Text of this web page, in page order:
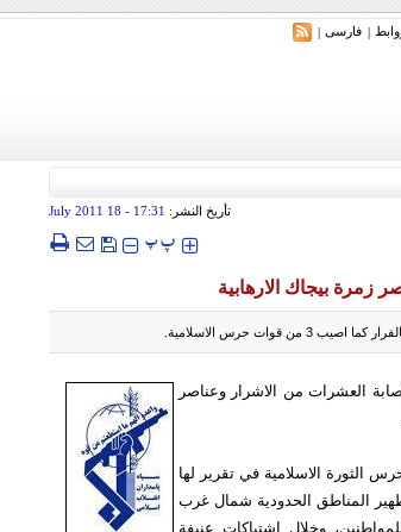
| فارسی |
تأريخ النشر: 17:31
- 18 July 2011
‍‍‍ پپ
زمرة بيجاك الارهابية
قوات حرس الاسلامية.
العشرات من الاشرار وعناصر
الثورة الاسلامية في تقرير لها
المناطق الحدودية شمال غرب
وخلال اشتباكات عنيفة